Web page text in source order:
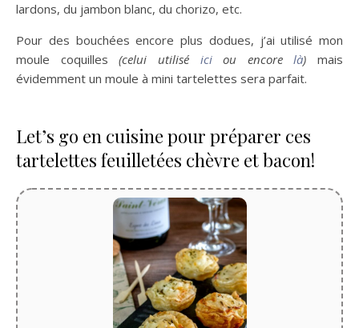
lardons, du jambon blanc, du chorizo, etc.
Pour des bouchées encore plus dodues, j’ai utilisé mon
moule coquilles(celui utilisé iciou encorelà) mais
évidemment un moule à mini tartelettes sera parfait.
Let’s go en cuisine pour préparer ces
tartelettes feuilletées chèvre et bacon!